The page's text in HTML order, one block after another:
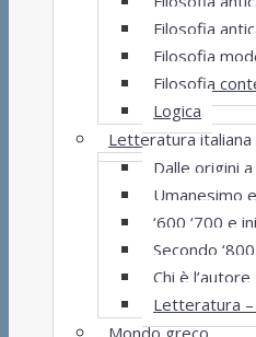
Filosofia
Filosofia
Filosofia
Logica
Letteratura italiana
Dalle origini
Umanesimo
‘600 ‘700 e
Secondo
Chi è l’autore
Letteratura
Mondo greco